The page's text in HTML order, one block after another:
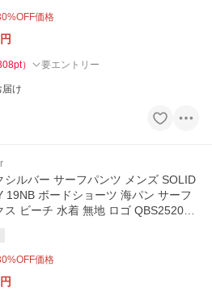
QUIKSILVER
%OFF価格
円
pt） 要エントリー
け
シルバー サーフパンツ メンズ SOLID
19NB ボードショーツ 海パン サーフ
ス ビーチ 水着 無地 ロゴ QBS252006
%OFF価格
円